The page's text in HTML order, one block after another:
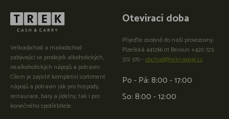
Velkoobchod a maloobchod
zabývající se prodejek alkoholických,
nealkoholických nápojů a potravin.
Cílem je zajistit kompletní sortiment
nápojů a potravin jak pro hospody,
restaurace, bary a jídelny, tak i pro
konečného spotřebitele.
Otevírací doba
Přijeďte osobně do naší provozovny:
Plzeňská 441266 01 Beroun +420 725
372 370 -obchod@treknapoje.cz
Po - Pá: 8:00 - 17:00
So: 8:00 - 12:00